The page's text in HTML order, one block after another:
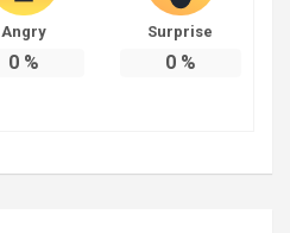
Angry
0%
Surprise
0%